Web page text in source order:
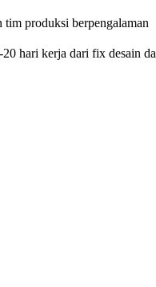
produksi berpengalaman
hari kerja dari fix desain